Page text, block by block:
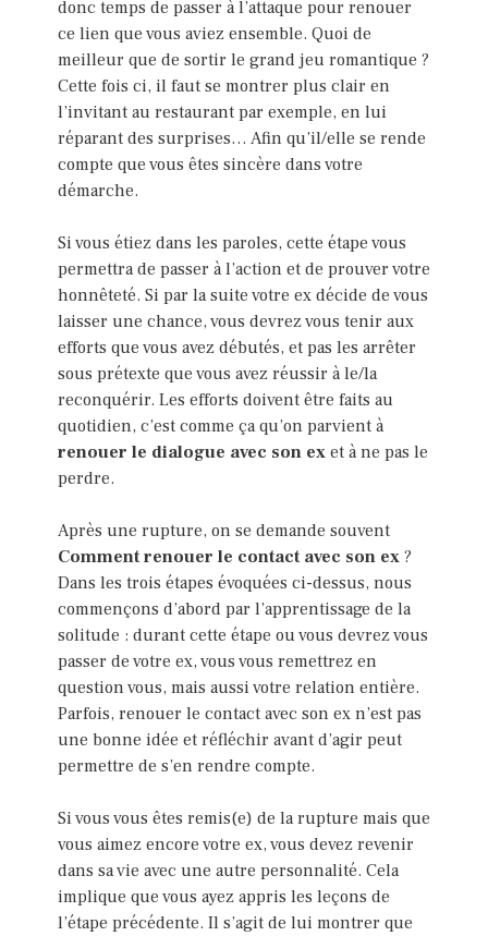
donc temps de passer à l’attaque pour renouer
ce lien que vous aviez ensemble. Quoi de
meilleur que de sortir le grand jeu romantique ?
Cette fois ci, il faut se montrer plus clair en
l’invitant au restaurant par exemple, en lui
réparant des surprises… Afin qu’il/elle se rende
compte que vous êtes sincère dans votre
démarche.
Si vous étiez dans les paroles, cette étape vous
permettra de passer à l’action et de prouver votre
honnêteté. Si par la suite votre ex décide de vous
laisser une chance, vous devrez vous tenir aux
efforts que vous avez débutés, et pas les arrêter
sous prétexte que vous avez réussir à le/la
reconquérir. Les efforts doivent être faits au
quotidien, c’est comme ça qu’on parvient à
renouer le dialogue avec son exet à ne pas le
perdre.
Après une rupture, on se demande souvent
Comment renouer le contact avec son ex?
Dans les trois étapes évoquées ci-dessus, nous
commençons d’abord par l’apprentissage de la
solitude : durant cette étape ou vous devrez vous
passer de votre ex, vous vous remettrez en
question vous, mais aussi votre relation entière.
Parfois, renouer le contact avec son ex n’est pas
une bonne idée et réfléchir avant d’agir peut
permettre de s’en rendre compte.
Si vous vous êtes remis(e) de la rupture mais que
vous aimez encore votre ex, vous devez revenir
dans sa vie avec une autre personnalité. Cela
implique que vous ayez appris les leçons de
l’étape précédente. Il s’agit de lui montrer que